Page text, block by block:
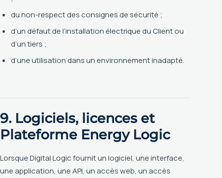
du non-respect des consignes de sécurité ;
d’un défaut de l’installation électrique du Client ou
d’un tiers ;
d’une utilisation dans un environnement inadapté.
9. Logiciels, licences et
Plateforme Energy Logic
Lorsque Digital Logic fournit un logiciel, une interface,
une application, une API, un accès web, un accès